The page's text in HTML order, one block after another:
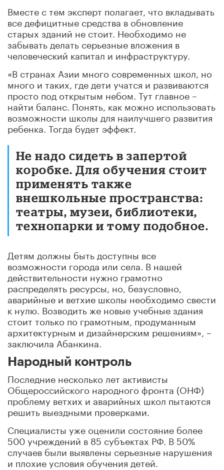
Вместе с тем эксперт полагает, что вкладывать
все дефицитные средства в обновление
старых зданий не стоит. Необходимо не
забывать делать серьезные вложения в
человеческий капитал и инфраструктуру.
«В странах Азии много современных школ, но
много и таких, где дети учатся и развиваются
просто под открытым небом. Тут главное –
найти баланс. Понять, как можно использовать
возможности школы для наилучшего развития
ребенка. Тогда будет эффект.
Не надо сидеть в запертой
коробке. Для обучения стоит
применять также
внешкольные пространства:
театры, музеи, библиотеки,
технопарки и тому подобное.
Детям должны быть доступны все
возможности города или села. В нашей
действительности нужно грамотно
распределять ресурсы, но, безусловно,
аварийные и ветхие школы необходимо свести
к нулю. Возводить же новые учебные здания
стоит только по грамотным, продуманным
архитектурным и дизайнерским решениям», –
заключила Абанкина.
Народный контроль
Последние несколько лет активисты
Общероссийского народного фронта (ОНФ)
проблему ветхих и аварийных школ пытаются
решить выездными проверками.
Специалисты уже оценили состояние более
500 учреждений в 85 субъектах РФ. В 50%
случаев были выявлены серьезные нарушения
и плохие условия обучения детей.